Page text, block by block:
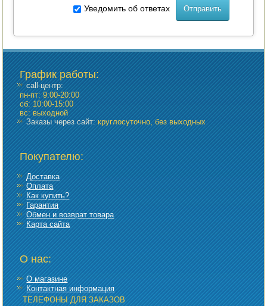
Уведомить об ответах
График работы:
call-центр:
пн-пт: 9:00-20:00
сб: 10:00-15:00
вс: выходной
Заказы через сайт:круглосуточно, без выходных
Покупателю:
Доставка
Оплата
Как купить?
Гарантия
Обмен и возврат товара
Карта сайта
О нас:
О магазине
Контактная информация
ТЕЛЕФОНЫ ДЛЯ ЗАКАЗОВ